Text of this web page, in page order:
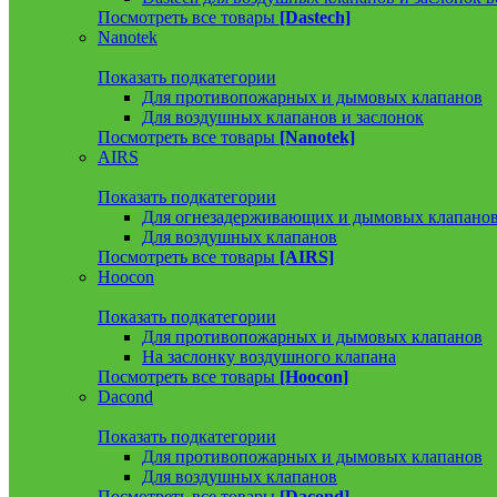
Посмотреть все товары [Dastech]
Nanotek
Показать подкатегории
Для противопожарных и дымовых клапанов
Для воздушных клапанов и заслонок
Посмотреть все товары [Nanotek]
AIRS
Показать подкатегории
Для огнезадерживающих и дымовых
Для воздушных клапанов
Посмотреть все товары [AIRS]
Hoocon
Показать подкатегории
Для противопожарных и дымовых клапанов
На заслонку воздушного клапана
Посмотреть все товары [Hoocon]
Dacond
Показать подкатегории
Для противопожарных и дымовых клапанов
Для воздушных клапанов